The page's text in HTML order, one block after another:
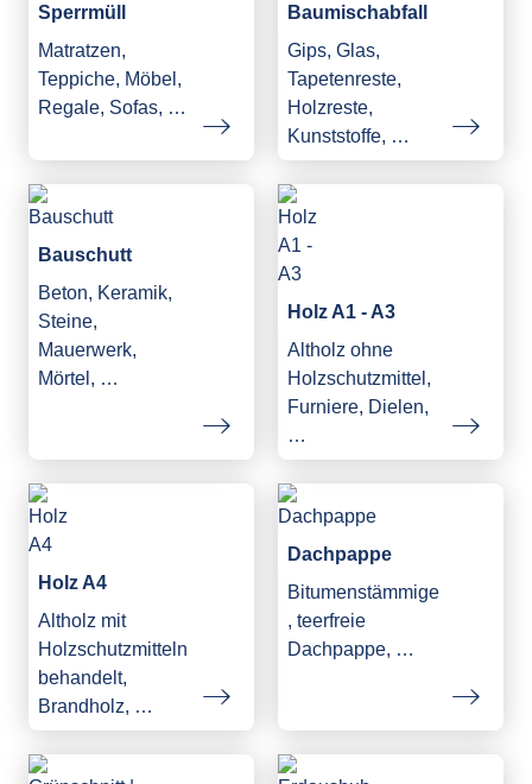
Sperrmüll
Matratzen,
Teppiche, Möbel,
Regale, Sofas, …
Baumischabfall
Gips, Glas,
Tapetenreste,
Holzreste,
Kunststoffe, …
Bauschutt
Beton, Keramik,
Steine,
Mauerwerk,
Mörtel, …
Holz A1 - A3
Altholz ohne
Holzschutzmittel,
Furniere, Dielen,
…
Holz A4
Altholz mit
Holzschutzmitteln
behandelt,
Brandholz, …
Dachpappe
Bitumenstämmige
, teerfreie
Dachpappe, …